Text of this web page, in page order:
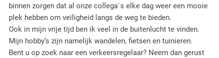
binnen zorgen dat al onze collega`s elke dag weer een mooie
plek hebben om veiligheid langs de weg te bieden.
Ook in mijn vrije tijd ben ik veel in de buitenlucht te vinden.
Mijn hobby’s zijn namelijk wandelen, fietsen en tuinieren.
Bent u op zoek naar een verkeersregelaar? Neem dan gerust